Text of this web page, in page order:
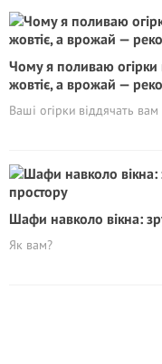
Чому я поливаю огірки
жовтіє, а врожай —
Ваші огірки віддячать
Шафи навколо вікна:
Як вам?